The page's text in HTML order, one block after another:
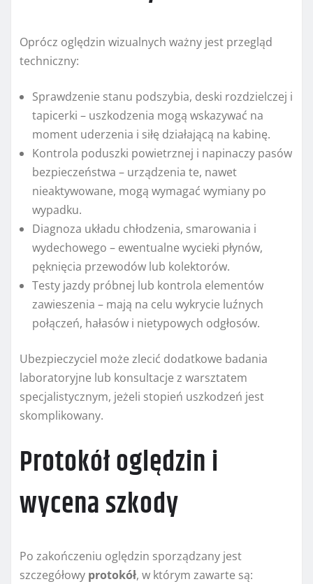
Oprócz oględzin wizualnych ważny jest przegląd
techniczny:
Sprawdzenie stanu podszybia, deski rozdzielczej i
tapicerki – uszkodzenia mogą wskazywać na
moment uderzenia i siłę działającą na kabinę.
Kontrola poduszki powietrznej i napinaczy pasów
bezpieczeństwa – urządzenia te, nawet
nieaktywowane, mogą wymagać wymiany po
wypadku.
Diagnoza układu chłodzenia, smarowania i
wydechowego – ewentualne wycieki płynów,
pęknięcia przewodów lub kolektorów.
Testy jazdy próbnej lub kontrola elementów
zawieszenia – mają na celu wykrycie luźnych
połączeń, hałasów i nietypowych odgłosów.
Ubezpieczyciel może zlecić dodatkowe badania
laboratoryjne lub konsultacje z warsztatem
specjalistycznym, jeżeli stopień uszkodzeń jest
skomplikowany.
Protokół oględzin i
wycena szkody
Po zakończeniu oględzin sporządzany jest
szczegółowy protokół, w którym zawarte są: